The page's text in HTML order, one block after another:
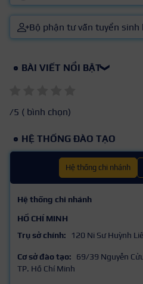
Bộ phận tư vấn tuyển sinh
BÀI VIẾT NỔI BẬT❯
/5 ( bình chọn)
HỆ THỐNG ĐÀO TẠO
Hệ thống chi nhánh
Hệ thống chi nhánh
HỒ CHÍ MINH
Trụ sở chính:
120 Ni Sư Huỳnh
Cơ sở đào tạo:
69/39 Nguyễn
TP. Hồ Chí Minh